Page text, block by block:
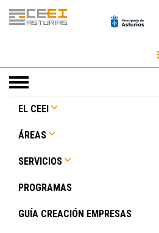
Toggle
navigation
EL CEEI
ÁREAS
SERVICIOS
PROGRAMAS
GUÍA CREACIÓN EMPRESAS